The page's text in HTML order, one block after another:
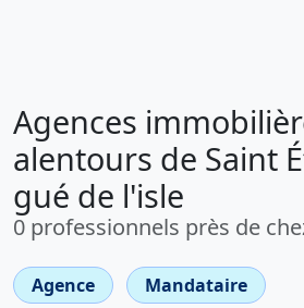
Agences
alentours de Saint
gué de l'isle
0 professionnels près de
Agence
Mandataire